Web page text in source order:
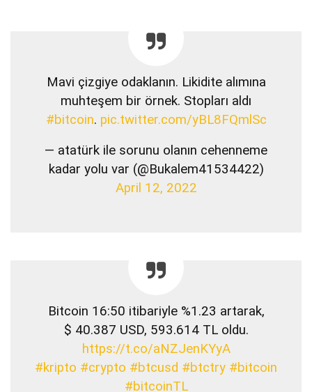
Mavi çizgiye odaklanın. Likidite alımına
muhteşem bir örnek. Stopları aldı
#bitcoin. pic.twitter.com/yBL8FQmlSc
— atatürk ile sorunu olanın cehenneme
kadar yolu var (@Bukalem41534422)
April 12, 2022
Bitcoin 16:50 itibariyle %1.23 artarak,
$ 40.387 USD, 593.614 TL oldu.
https://t.co/aNZJenKYyA
#kripto #crypto #btcusd #btctry #bitcoin
#bitcoinTL